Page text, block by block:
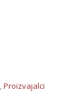
,Proizvajalci